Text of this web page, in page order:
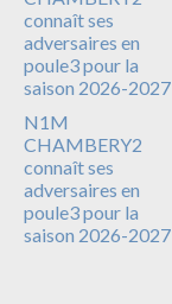
N1M
CHAMBERY2
connaît ses
adversaires en
poule3 pour la
saison 2026-2027